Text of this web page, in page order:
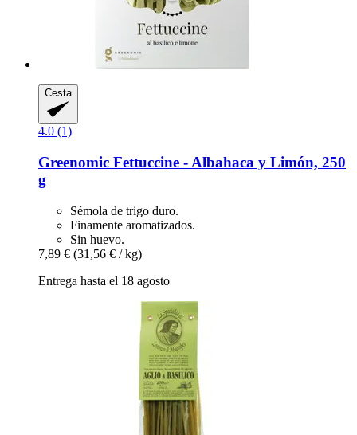
Cesta
4.0 (1)
Greenomic Fettuccine -​ Albahaca y Limón, 250
g
Sémola de trigo duro.
Finamente aromatizados.
Sin huevo.
7,89 € (31,56 € / kg)
Entrega hasta el 18 agosto